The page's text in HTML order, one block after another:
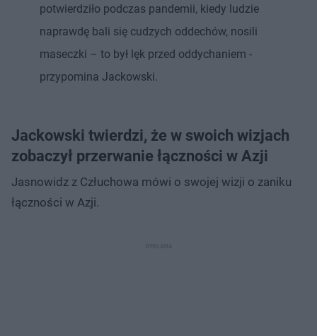
potwierdziło podczas pandemii, kiedy ludzie
naprawdę bali się cudzych oddechów, nosili
maseczki – to był lęk przed oddychaniem -
przypomina Jackowski.
Jackowski twierdzi, że w swoich wizjach
zobaczył przerwanie łączności w Azji
Jasnowidz z Człuchowa mówi o swojej wizji o zaniku
łączności w Azji.